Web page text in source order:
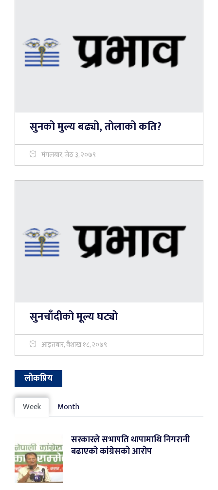
सुनको मुल्य बढ्यो, तोलाको कति?
मंगलबार, जेठ ३, २०७९
सुनचाँदीको मूल्य घट्यो
आइतबार, वैशाख १८, २०७९
लोकप्रिय
Week Month
सरकारले सभापति थापामाथि निगरानी
बढाएको कांग्रेसको आरोप